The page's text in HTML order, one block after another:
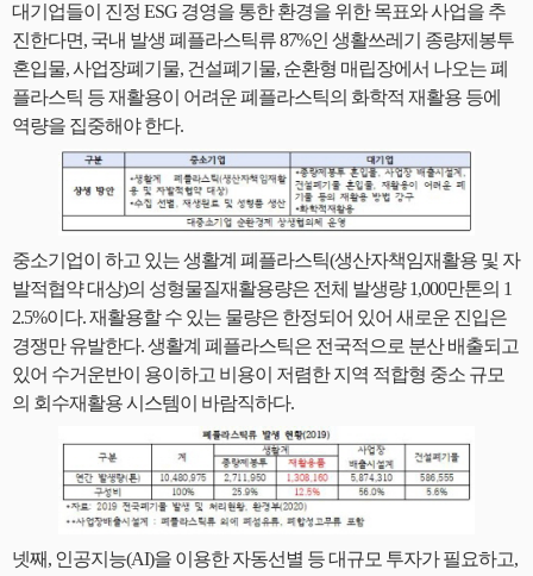
대기업들이 진정 ESG 경영을 통한 환경을 위한 목표와 사업을 추
진한다면, 국내 발생 폐플라스틱류 87%인 생활쓰레기 종량제봉투
혼입물, 사업장폐기물, 건설폐기물, 순환형 매립장에서 나오는 폐
플라스틱 등 재활용이 어려운 폐플라스틱의 화학적 재활용 등에
역량을 집중해야 한다.
중소기업이 하고 있는 생활계 폐플라스틱(생산자책임재활용 및 자
발적협약 대상)의 성형물질재활용량은 전체 발생량 1,000만톤의 1
2.5%이다. 재활용할 수 있는 물량은 한정되어 있어 새로운 진입은
경쟁만 유발한다. 생활계 폐플라스틱은 전국적으로 분산 배출되고
있어 수거운반이 용이하고 비용이 저렴한 지역 적합형 중소 규모
의 회수재활용 시스템이 바람직하다.
넷째, 인공지능(AI)을 이용한 자동선별 등 대규모 투자가 필요하고,